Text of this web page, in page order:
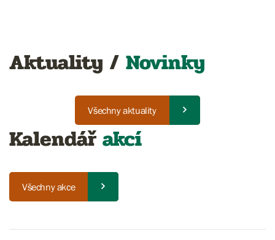
Aktuality / Novinky
Všechny aktuality
Kalendářakcí
Všechny akce